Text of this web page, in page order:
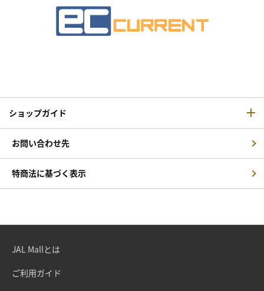
ショップガイド
お問い合わせ先
特商法に基づく表示
JAL Mallとは
ご利用ガイド